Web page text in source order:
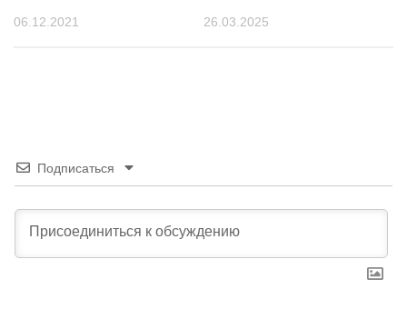
06.12.2021 26.03.2025
Подписаться